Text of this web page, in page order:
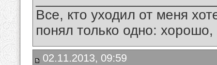
Все, кто уходил от меня
понял только одно:
02.11.2013, 09:59